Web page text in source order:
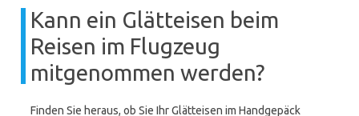
Kann ein Glätteisen beim
Reisen im Flugzeug
mitgenommen werden?
Finden Sie heraus, ob Sie Ihr Glätteisen im Handgepäck